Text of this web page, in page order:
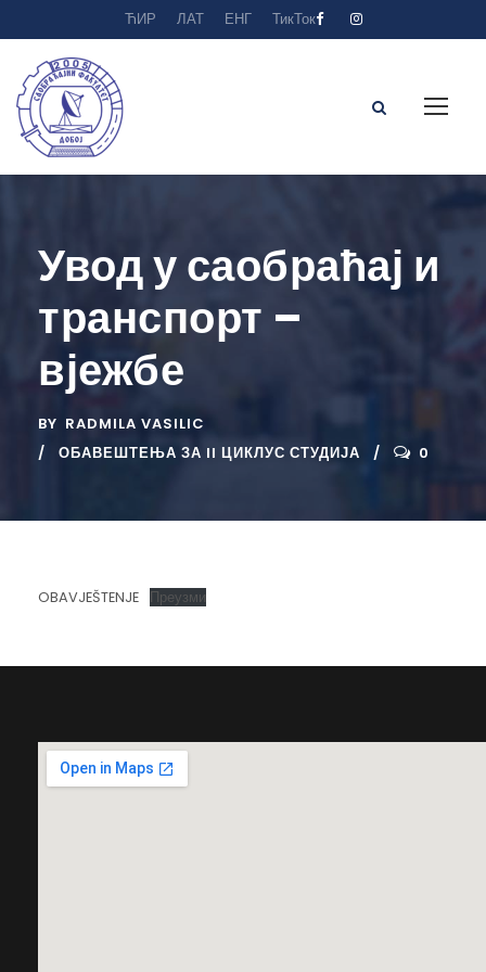
ЋИР ЛАТ ЕНГ ТикТок
Увод у саобраћај и
транспорт –
вјежбе
BY RADMILA VASILIC
ОБАВЕШТЕЊА ЗА II ЦИКЛУС СТУДИЈА
0
OBAVJEŠTENJE Преузми